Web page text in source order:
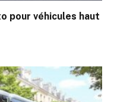
pour véhicules haut